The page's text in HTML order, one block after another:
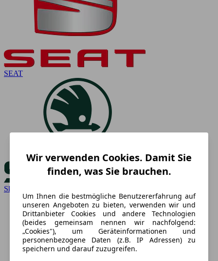
SEAT
Skoda
Wir verwenden Cookies. Damit Sie
finden, was Sie brauchen.
Um Ihnen die bestmögliche Benutzererfahrung auf
unseren Angeboten zu bieten, verwenden wir und
Drittanbieter Cookies und andere Technologien
(beides gemeinsam nennen wir nachfolgend:
„Cookies"), um Geräteinformationen und
personenbezogene Daten (z.B. IP Adressen) zu
speichern und darauf zuzugreifen.